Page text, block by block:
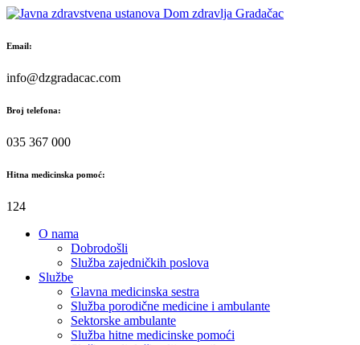
Skip
content
Email:
info@dzgradacac.com
Broj telefona:
035 367 000
Hitna medicinska pomoć:
124
O nama
Dobrodošli
Služba zajedničkih poslova
Službe
Glavna medicinska sestra
Služba porodične medicine i ambulante
Sektorske ambulante
Služba hitne medicinske pomoći